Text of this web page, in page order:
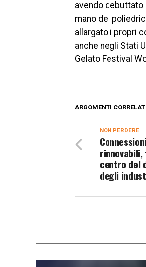
avendo debuttato
mano del
allargato i propri
anche negli Stati
Gelato Festival
ARGOMENTI
NON PERDERE
centro del
degli